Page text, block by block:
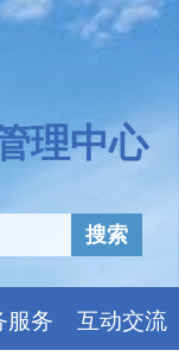
理中心
搜索
服务 互动交流